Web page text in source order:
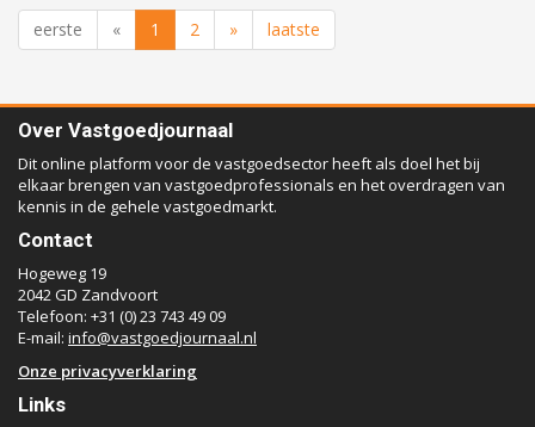
eerste « 1 2 » laatste
Over Vastgoedjournaal
Dit online platform voor de vastgoedsector heeft als doel het bij
elkaar brengen van vastgoedprofessionals en het overdragen van
kennis in de gehele vastgoedmarkt.
Contact
Hogeweg 19
2042 GD Zandvoort
Telefoon: +31 (0) 23 743 49 09
E-mail: info@vastgoedjournaal.nl
Onze privacyverklaring
Links